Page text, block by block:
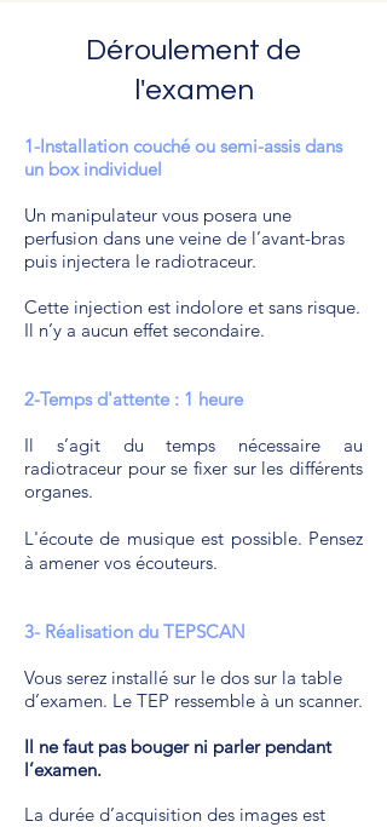
Déroulement de
l'examen
1-Installation couché ou semi-assis dans
un box individuel
Un manipulateur vous posera une
perfusion dans une veine de l’avant-bras
puis injectera le radiotraceur.
Cette injection est indolore et sans risque.
Il n’y a aucun effet secondaire.
2-Temps d'attente : 1 heure
Il s’agit du temps nécessaire au
radiotraceur pour se fixer sur les différents
organes.
L'écoute de musique est possible. Pensez
à amener vos écouteurs.
3- Réalisation du TEPSCAN
Vous serez installé sur le dos sur la table
d’examen. Le TEP ressemble à un scanner.
Il ne faut pas bouger ni parler pendant
l’examen.
La durée d’acquisition des images est